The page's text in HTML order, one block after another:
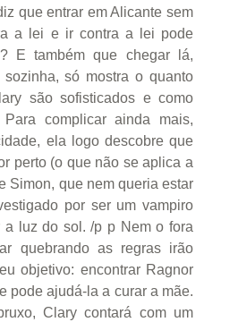
que entrar em Alicante sem
a lei e ir contra a lei pode
E também que chegar lá,
só mostra o quanto
são sofisticados e como
complicar ainda mais,
ela logo descobre que
perto (o que não se aplica a
Simon, que nem queria estar
por ser um vampiro
a luz do sol. /p p Nem o fora
quebrando as regras irão
objetivo: encontrar Ragnor
pode ajudá-la a curar a mãe.
Clary contará com um